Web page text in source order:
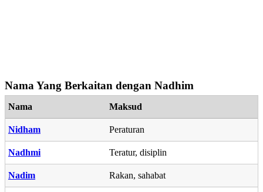
Nama Yang Berkaitan dengan Nadhim
Nama Maksud
Nidham Peraturan
Nadhmi Teratur, disiplin
Nadim Rakan, sahabat